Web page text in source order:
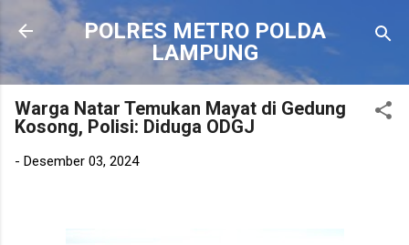
Langsung ke konten utama
POLRES METRO POLDA
LAMPUNG
Warga Natar Temukan Mayat di Gedung
Kosong, Polisi: Diduga ODGJ
- Desember 03, 2024